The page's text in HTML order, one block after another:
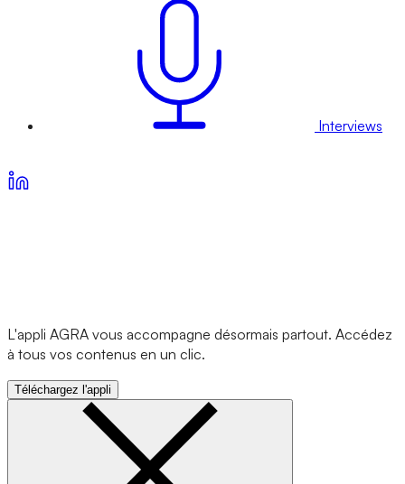
Interviews
L'appli AGRA vous accompagne désormais partout. Accédez
à tous vos contenus en un clic.
Téléchargez l'appli